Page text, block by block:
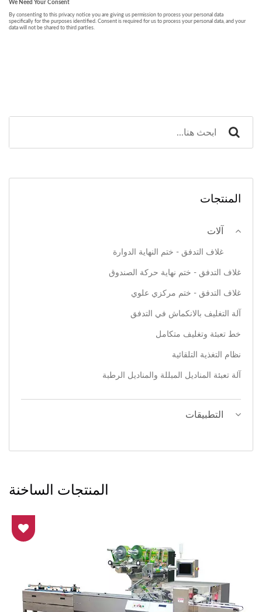
المنتجات
آلات
غلاف التدفق - ختم النهاية الدوارة
غلاف التدفق - ختم نهاية حركة الصندوق
غلاف التدفق - ختم مركزي علوي
آلة التغليف بالانكماش في التدفق
خط تعبئة وتغليف متكامل
نظام التغذية التلقائية
آلة تعبئة المناديل المبللة والمناديل الرطبة
التطبيقات
المنتجات الساخنة